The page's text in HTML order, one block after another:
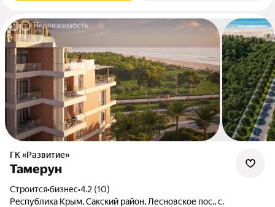
ГК «Развитие»
Тамерун
Строится•бизнес•4.2 (10)
Республика Крым, Сакский район, Лесновское пос., с.